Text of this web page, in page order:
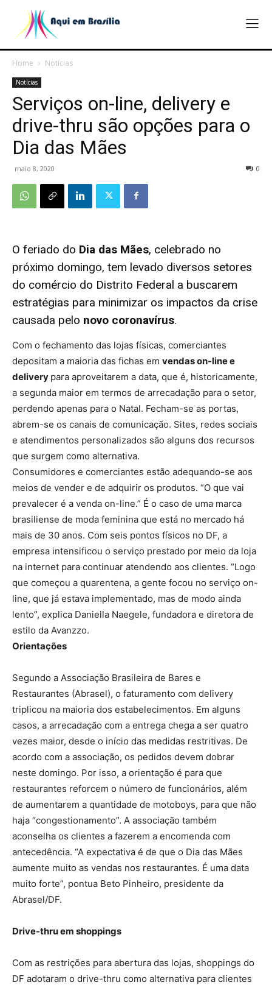
Home Notícias
Notícias
Serviços on-line, delivery e
drive-thru são opções para o
Dia das Mães
maio 8, 2020 0
O feriado do Dia das Mães, celebrado no
próximo domingo, tem levado diversos setores
do comércio do Distrito Federal a buscarem
estratégias para minimizar os impactos da crise
causada pelo novo coronavírus.
Com o fechamento das lojas físicas, comerciantes
depositam a maioria das fichas em vendas on-line e
delivery para aproveitarem a data, que é, historicamente,
a segunda maior em termos de arrecadação para o setor,
perdendo apenas para o Natal. Fecham-se as portas,
abrem-se os canais de comunicação. Sites, redes sociais
e atendimentos personalizados são alguns dos recursos
que surgem como alternativa.
Consumidores e comerciantes estão adequando-se aos
meios de vender e de adquirir os produtos. “O que vai
prevalecer é a venda on-line.” É o caso de uma marca
brasiliense de moda feminina que está no mercado há
mais de 30 anos. Com seis pontos físicos no DF, a
empresa intensificou o serviço prestado por meio da loja
na internet para continuar atendendo aos clientes. “Logo
que começou a quarentena, a gente focou no serviço on-
line, que já estava implementado, mas de modo ainda
lento”, explica Daniella Naegele, fundadora e diretora de
estilo da Avanzzo.
Orientações
Segundo a Associação Brasileira de Bares e
Restaurantes (Abrasel), o faturamento com delivery
triplicou na maioria dos estabelecimentos. Em alguns
casos, a arrecadação com a entrega chega a ser quatro
vezes maior, desde o início das medidas restritivas. De
acordo com a associação, os pedidos devem dobrar
neste domingo. Por isso, a orientação é para que
restaurantes reforcem o número de funcionários, além
de aumentarem a quantidade de motoboys, para que não
haja “congestionamento”. A associação também
aconselha os clientes a fazerem a encomenda com
antecedência. “A expectativa é de que o Dia das Mães
aumente muito as vendas nos restaurantes. É uma data
muito forte”, pontua Beto Pinheiro, presidente da
Abrasel/DF.
Drive-thru em shoppings
Com as restrições para abertura das lojas, shoppings do
DF adotaram o drive-thru como alternativa para clientes